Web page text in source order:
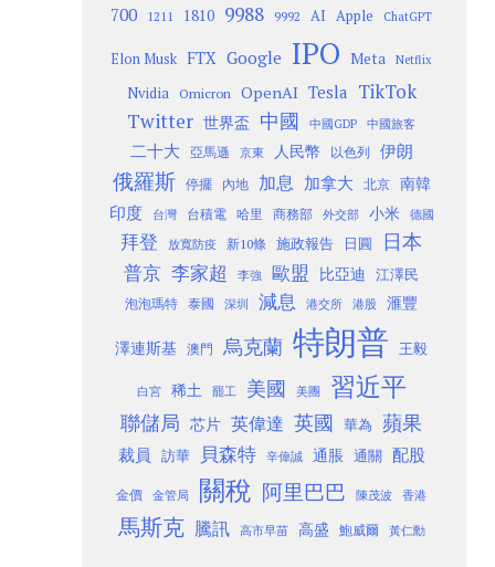
700 1211 1810 9988 9992 AI Apple ChatGPT
Elon Musk FTX Google IPO Meta Netflix
Nvidia Omicron OpenAI Tesla TikTok
Twitter 世界盃 中國 中國GDP 中國旅客
二十大 亞馬遜 京東 人民幣 以色列 伊朗
俄羅斯 停擺 內地 加息 加拿大 北京
南韓
印度
台灣 台積電 哈里 商務部 外交部 小米 德國
拜登 放寬防疫 新10條 施政報告 日圓 日本
普京 李家超 李強 歐盟 比亞迪 江澤民
泡泡瑪特 泰國 深圳 減息 港交所 港股 滙豐
澤連斯基 澳門 烏克蘭 特朗普 王毅
白宮 稀土 罷工 美國 美團 習近平
聯儲局 芯片 英偉達 英國 華為 蘋果
裁員 訪華 貝森特 辛偉誠 通脹 通關 配股
金價 金管局 關稅 阿里巴巴 陳茂波 香港
馬斯克 騰訊 高市早苗 高盛 鮑威爾 黃仁勳